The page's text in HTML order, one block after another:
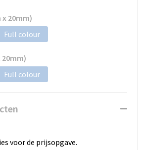
20mm)
Full colour
Full colour
voor de prijsopgave.